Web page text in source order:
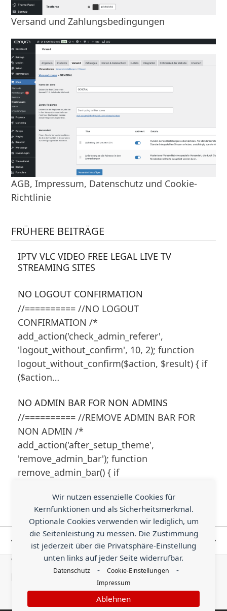
Wir nutzen essenzielle Cookies für
Kernfunktionen und als Sicherheitsmerkmal.
Optionale Cookies verwenden wir lediglich, um
die Seitenleistung zu messen. Die Zustimmung
ist jederzeit über die Privatsphäre-Einstellung
unten links auf jeder Seite widerrufbar.
Datenschutz - Cookie-Einstellungen -
Impressum
Ablehnen
Versand und Zahlungsbedingungen
AGB, Impressum, Datenschutz und Cookie-
Richtlinie
FRÜHERE BEITRÄGE
IPTV VLC VIDEO FREE LEGAL LIVE TV
STREAMING SITES
NO LOGOUT CONFIRMATION
//========== //NO LOGOUT
CONFIRMATION /*
add_action('check_admin_referer',
'logout_without_confirm', 10, 2); function
logout_without_confirm($action, $result) { if
($action…
NO ADMIN BAR FOR NON ADMINS
//========== //REMOVE ADMIN BAR FOR
NON ADMIN /*
add_action('after_setup_theme',
'remove_admin_bar'); function
remove_admin_bar() { if
vorheriger
Beitrag:
Only Mobile
Line Break
Nächster
Beitrag:
Top Line Lase Scroll
progress Indicator
You know something helpful that is worth
being shared with the world?
Send an Earn